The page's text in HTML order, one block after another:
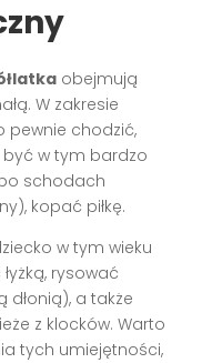
obejmują
W zakresie
pewnie chodzić,
w tym bardzo
schodach
kopać piłkę.
w tym wieku
rysować
dłonią), a także
z klocków. Warto
tych umiejętności,